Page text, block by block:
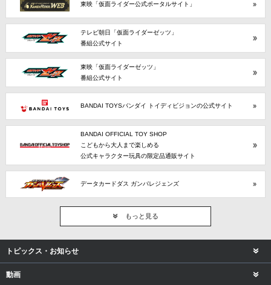
東映「仮面ライダー公式ポータルサイト」
テレビ朝日「仮面ライダーゼッツ」
番組公式サイト
東映「仮面ライダーゼッツ」
番組公式サイト
BANDAI TOYSバンダイ トイディビジョンの公式サイト
BANDAI OFFICIAL TOY SHOP
こどもから大人まで楽しめる
公式キャラクター玩具の限定品通販サイト
データカードダス ガンバレジェンズ
もっと見る
トピックス・お知らせ
動画